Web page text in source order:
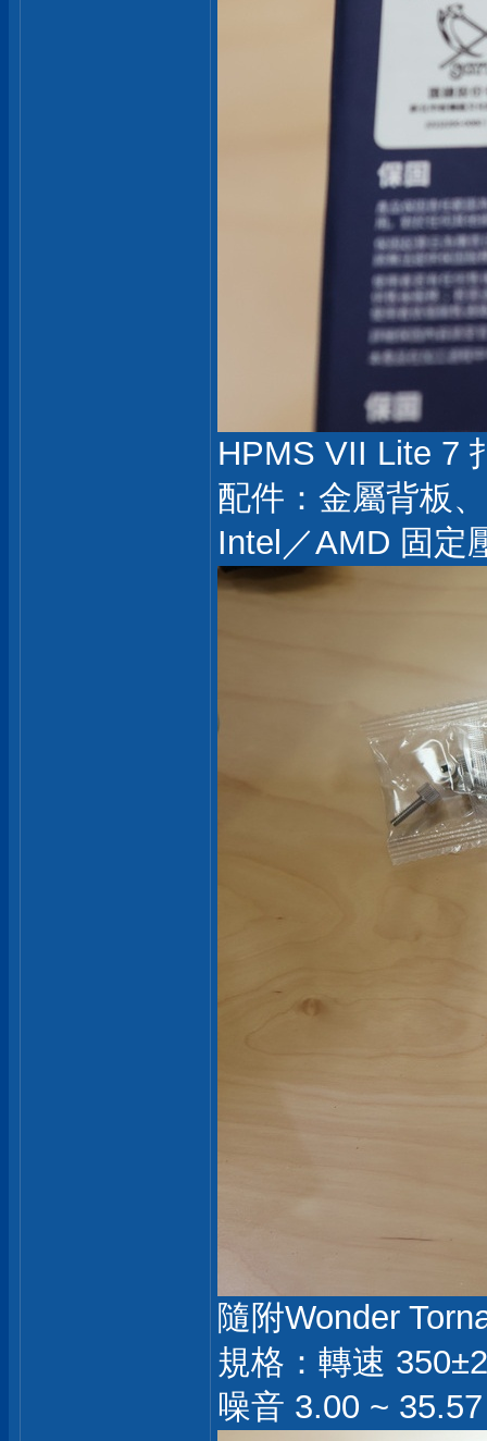
HPMS VII Lite 7
配件：金屬背板
Intel／AMD 固定
隨附Wonder
規格：轉速
噪音 3.00 ~